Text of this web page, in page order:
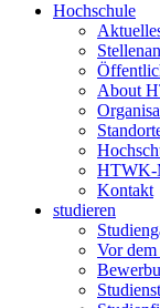
Hochschule
About
HTWK-
Kontakt
studieren
Vor